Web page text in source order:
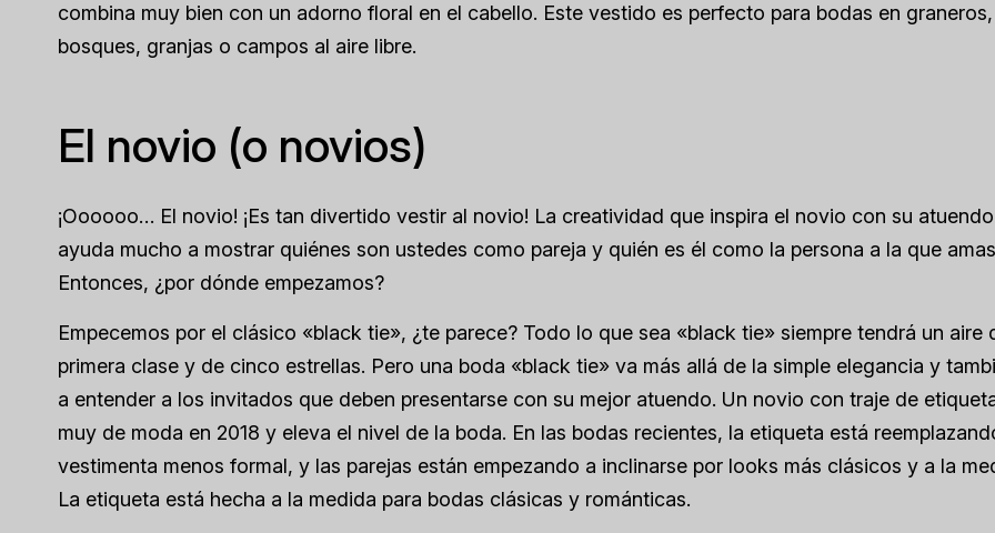
combina muy bien con un adorno floral en el cabello. Este vestido es perfecto para bodas en graneros,
bosques, granjas o campos al aire libre.
El novio (o novios)
¡Oooooo… El novio! ¡Es tan divertido vestir al novio! La creatividad que inspira el novio con su atuendo
ayuda mucho a mostrar quiénes son ustedes como pareja y quién es él como la persona a la que
Entonces, ¿por dónde empezamos?
Empecemos por el clásico «black tie», ¿te parece? Todo lo que sea «black tie» siempre tendrá un aire
primera clase y de cinco estrellas. Pero una boda «black tie» va más allá de la simple elegancia y
a entender a los invitados que deben presentarse con su mejor atuendo. Un novio con traje de
muy de moda en 2018 y eleva el nivel de la boda. En las bodas recientes, la etiqueta está
vestimenta menos formal, y las parejas están empezando a inclinarse por looks más clásicos y a la
La etiqueta está hecha a la medida para bodas clásicas y románticas.